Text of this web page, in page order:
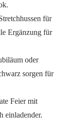
für
Ergänzung für
oder
sorgen für
Feier mit
einladender.